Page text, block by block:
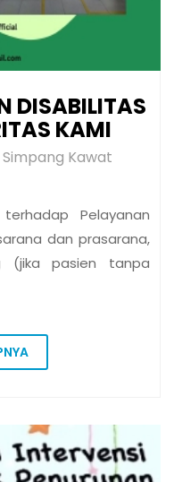
DISABILITAS
KAMI
Kawat
Pelayanan
dan prasarana,
(jika pasien tanpa